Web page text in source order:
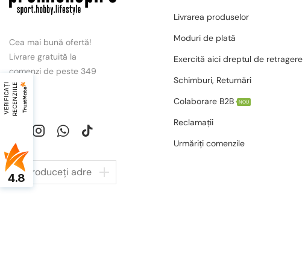
Cea mai bună ofertă!
Livrare gratuită la
comenzi de peste 349
lei.
Livrarea produselor
Moduri de plată
Exercită aici dreptul de retragere
Schimburi, Returnări
Colaborare B2B
NOU
Reclamații
Urmăriți comenzile
V
E
R
I
F
I
C
A
Ț
I
R
E
C
E
N
Z
I
I
LE
4.8